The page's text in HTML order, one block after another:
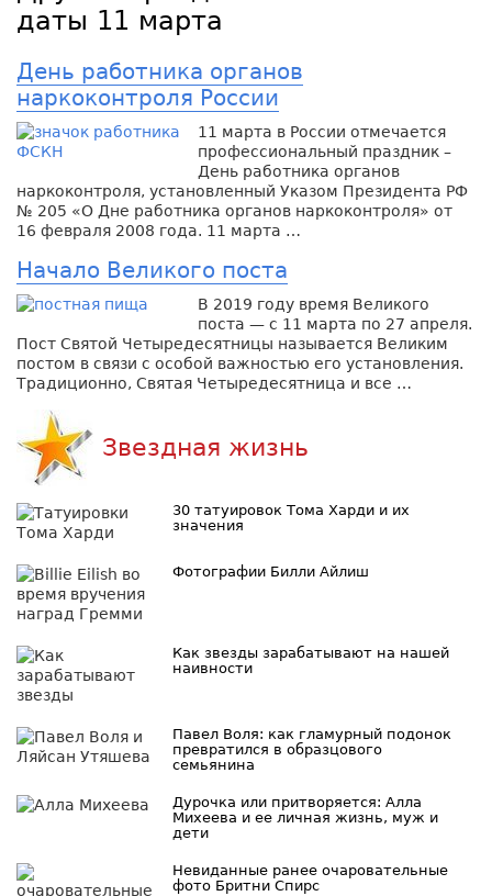
даты 11 марта
День работника органов
наркоконтроля России
11 марта в России отмечается
профессиональный праздник –
День работника органов
наркоконтроля, установленный Указом Президента РФ
№ 205 «О Дне работника органов наркоконтроля» от
16 февраля 2008 года. 11 марта …
Начало Великого поста
В 2019 году время Великого
поста — с 11 марта по 27 апреля.
Пост Святой Четыредесятницы называется Великим
постом в связи с особой важностью его установления.
Традиционно, Святая Четыредесятница и все …
Звездная жизнь
30 татуировок Тома Харди и их
значения
Фотографии Билли Айлиш
Как звезды зарабатывают на нашей
наивности
Павел Воля: как гламурный подонок
превратился в образцового
семьянина
Дурочка или притворяется: Алла
Михеева и ее личная жизнь, муж и
дети
Невиданные ранее очаровательные
фото Бритни Спирс